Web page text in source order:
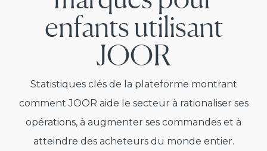
enfants utilisant
JOOR
Statistiques clés de la plateforme montrant
comment JOOR aide le secteur à rationaliser ses
opérations, à augmenter ses commandes et à
atteindre des acheteurs du monde entier.